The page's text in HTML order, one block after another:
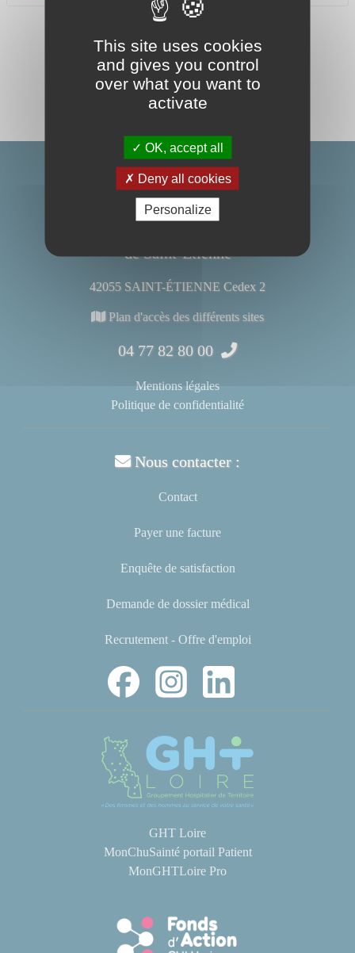
de Saint-Étienne
42055 SAINT-ÉTIENNE Cedex 2
Plan d'accès des différents sites
04 77 82 80 00
Mentions légales
Politique de confidentialité
Nous contacter :
Contact
Payer une facture
Enquête de satisfaction
Demande de dossier médical
Recrutement - Offre d'emploi
GHT Loire
MonChuSainté portail Patient
MonGHTLoire Pro
This site uses cookies
and gives you control
over what you want to
activate
OK, accept all
Deny all cookies
Personalize